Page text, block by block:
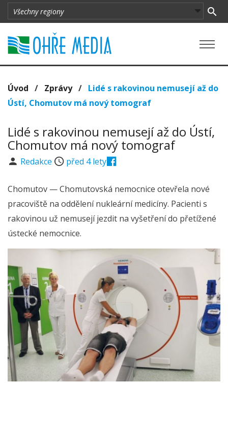
Úvod / Zprávy/ Lidé s rakovinou nemusejí až do
Ústí, Chomutov má nový tomograf
Lidé s rakovinou nemusejí až do Ústí,
Chomutov má nový tomograf
Redakce před 4 lety
Chomutov — Chomutovská nemocnice otevřela nové
pracoviště na oddělení nukleární medicíny. Pacienti s
rakovinou už nemusejí jezdit na vyšetření do přetížené
ústecké nemocnice.